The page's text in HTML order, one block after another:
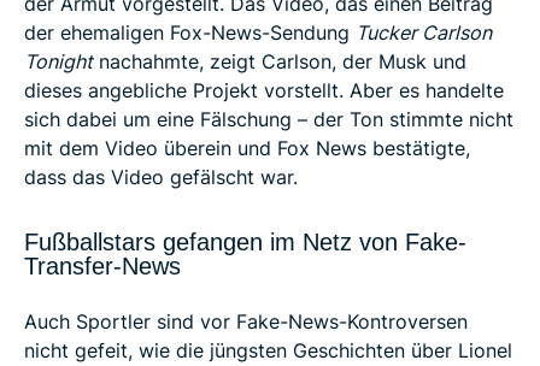
der ehemaligen Fox-News-Sendung Tucker Carlson
Tonightnachahmte, zeigt Carlson, der Musk und
dieses angebliche Projekt vorstellt. Aber es handelte
sich dabei um eine Fälschung – der Ton stimmte nicht
mit dem Video überein und Fox News bestätigte,
dass das Video gefälscht war.
Fußballstars gefangen im Netz von Fake-
Transfer-News
Auch Sportler sind vor Fake-News-Kontroversen
nicht gefeit, wie die jüngsten Geschichten über Lionel